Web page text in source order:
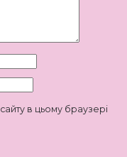
в цьому браузері